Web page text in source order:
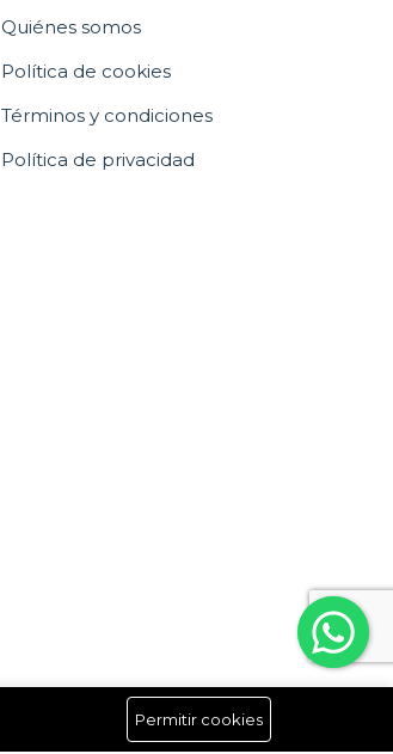
Quiénes somos
Política de cookies
Términos y condiciones
Política de privacidad
Síguenos
Permitir cookies